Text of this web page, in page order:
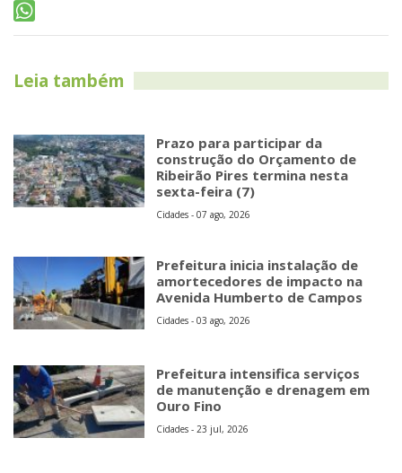
Leia também
Prazo para participar da
construção do Orçamento de
Ribeirão Pires termina nesta
sexta-feira (7)
Cidades - 07 ago, 2026
Prefeitura inicia instalação de
amortecedores de impacto na
Avenida Humberto de Campos
Cidades - 03 ago, 2026
Prefeitura intensifica serviços
de manutenção e drenagem em
Ouro Fino
Cidades - 23 jul, 2026